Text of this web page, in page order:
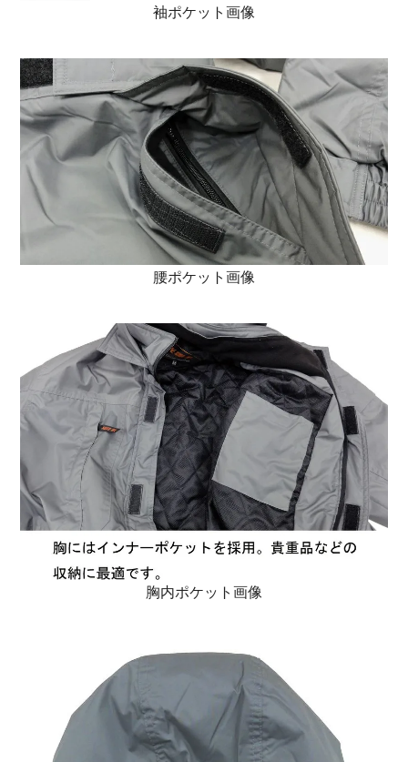
袖ポケット画像
腰ポケット画像
胸内ポケット画像